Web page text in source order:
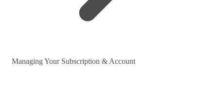
Managing Your Subscription & Account